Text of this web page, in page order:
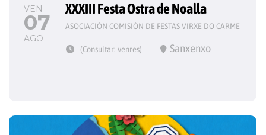
VEN
07
AGO
XXXIII Festa Ostra de Noalla
ASOCIACIÓN COMISIÓN DE FESTAS VIRXE DO CARME
(Consultar: venres) Sanxenxo